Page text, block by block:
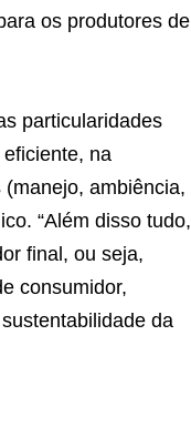
os produtores de
particularidades
na
ambiência,
“Além disso tudo,
final, ou seja,
consumidor,
da